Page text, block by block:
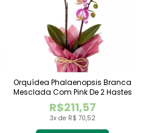
3x de R$ 70,52
R$211,57
Orquídea Phalaenopsis Branca
Mesclada Com Pink De 2 Hastes